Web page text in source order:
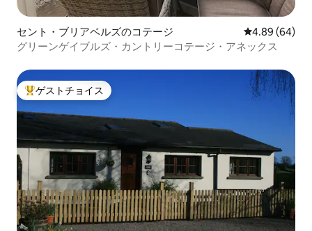
セント・ブリアベルズのコテージ レビュー64件
4.89 (64)
グリーンゲイブルズ・カントリーコテージ・アネックス
大好評のゲストチョイスです。
ゲストチョイス